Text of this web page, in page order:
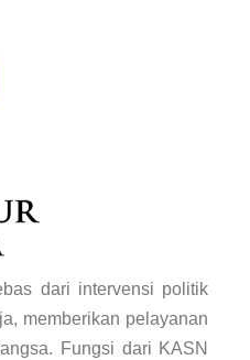
dari intervensi politik
memberikan pelayanan
Fungsi dari KASN